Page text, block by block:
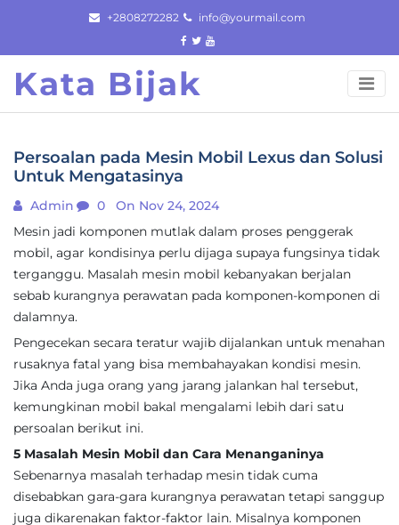
content
+2808272282 info@yourmail.com
Kata Bijak
Persoalan pada Mesin Mobil Lexus dan Solusi
Untuk Mengatasinya
Admin 0
On Nov 24, 2024
Mesin jadi komponen mutlak dalam proses penggerak
mobil, agar kondisinya perlu dijaga supaya fungsinya tidak
terganggu. Masalah mesin mobil kebanyakan berjalan
sebab kurangnya perawatan pada komponen-komponen di
dalamnya.
Pengecekan secara teratur wajib dijalankan untuk menahan
rusaknya fatal yang bisa membahayakan kondisi mesin.
Jika Anda juga orang yang jarang jalankan hal tersebut,
kemungkinan mobil bakal mengalami lebih dari satu
persoalan berikut ini.
5 Masalah Mesin Mobil dan Cara Menanganinya
Sebenarnya masalah terhadap mesin tidak cuma
disebabkan gara-gara kurangnya perawatan tetapi sanggup
juga dikarenakan faktor-faktor lain. Misalnya komponen